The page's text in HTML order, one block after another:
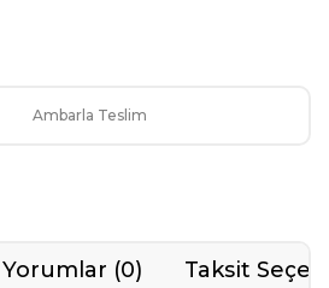
Ambarla Teslim
Yorumlar (0) Taksit